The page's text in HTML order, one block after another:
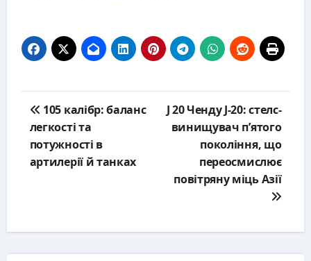
navigation
105 калібр: баланс
легкості та
потужності в
артилерії й танках
J 20 Ченду J-20: стелс-
винищувач п’ятого
покоління, що
переосмислює
повітряну міць Азії